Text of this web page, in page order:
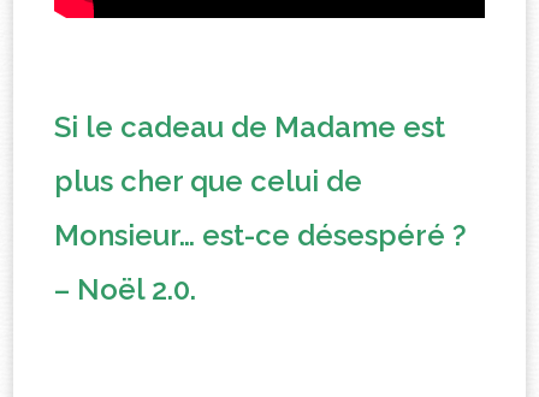
Si le cadeau de Madame est
plus cher que celui de
Monsieur… est-ce désespéré ?
– Noël 2.0.